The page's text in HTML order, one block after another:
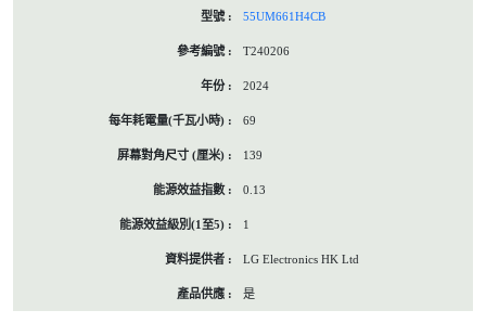
55UM661H4CB
T240206
2024
69
139
0.13
1
LG Electronics HK Ltd
是